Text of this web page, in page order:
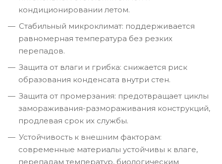
кондиционировании летом.
Стабильный микроклимат: поддерживается
равномерная температура без резких
перепадов.
Защита от влаги и грибка: снижается риск
образования конденсата внутри стен.
Защита от промерзания: предотвращает циклы
замораживания-размораживания конструкций,
продлевая срок их службы.
Устойчивость к внешним факторам:
современные материалы устойчивы к влаге,
перепадам температур, биологическим